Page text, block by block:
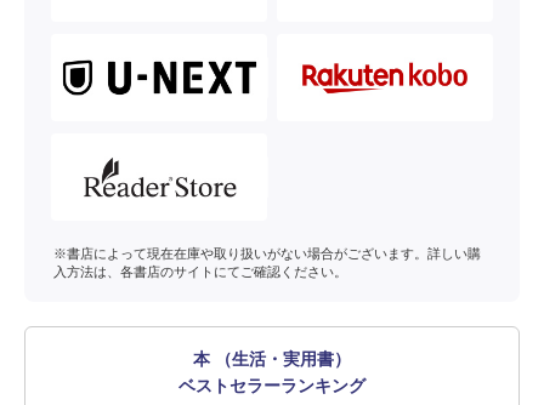
※書店によって現在在庫や取り扱いがない場合がございます。詳しい購
入方法は、各書店のサイトにてご確認ください。
本 （生活・実用書）
ベストセラーランキング